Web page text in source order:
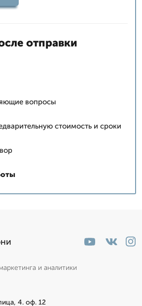
отправки
вопросы
стоимость и сроки
и аналитики
4. оф. 12